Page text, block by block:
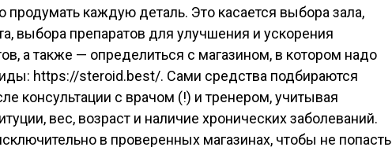
продумать каждую деталь. Это касается выбора зала,
выбора препаратов для улучшения и ускорения
а также — определиться с магазином, в котором надо
https://steroid.best/. Сами средства подбираются
консультации с врачом (!) и тренером, учитывая
вес, возраст и наличие хронических заболеваний.
в проверенных магазинах, чтобы не попасть